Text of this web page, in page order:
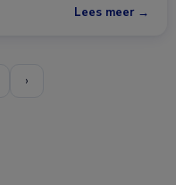
Lees meer →
›